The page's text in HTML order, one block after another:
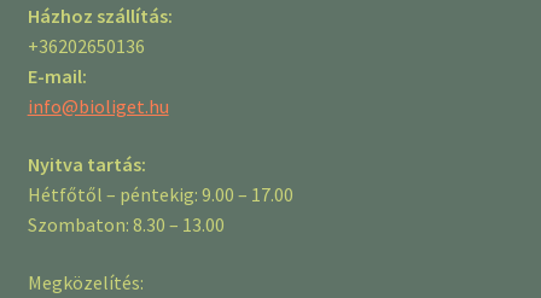
Házhoz szállítás:
+36202650136
E-mail:
info@bioliget.hu
Nyitva tartás:
Hétfőtől – péntekig: 9.00 – 17.00
Szombaton: 8.30 – 13.00
Megközelítés: